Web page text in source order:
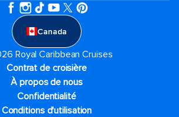
Canada
Royal Caribbean Cruises
Contrat de croisière
À propos de nous
Confidentialité
Conditions d'utilisation